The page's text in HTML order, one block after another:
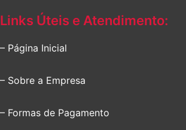
Links Úteis e Atendimento:
– Página Inicial
– Sobre a Empresa
– Formas de Pagamento